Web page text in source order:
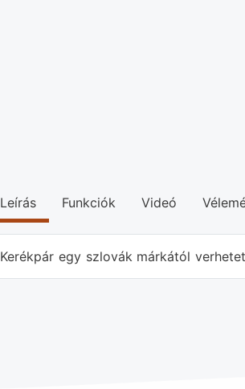
Leírás Funkciók Videó
Kerékpár egy szlovák márkától